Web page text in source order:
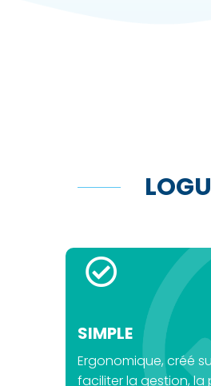
SIMPLE​
Ergonomique, créé
faciliter la gestion, la